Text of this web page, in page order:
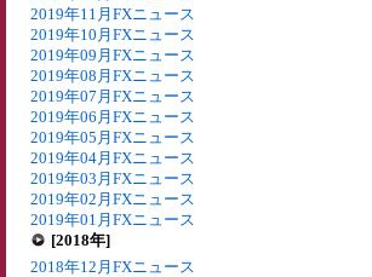
2019年11月FXニュース
2019年10月FXニュース
2019年09月FXニュース
2019年08月FXニュース
2019年07月FXニュース
2019年06月FXニュース
2019年05月FXニュース
2019年04月FXニュース
2019年03月FXニュース
2019年02月FXニュース
2019年01月FXニュース
[2018年]
2018年12月FXニュース